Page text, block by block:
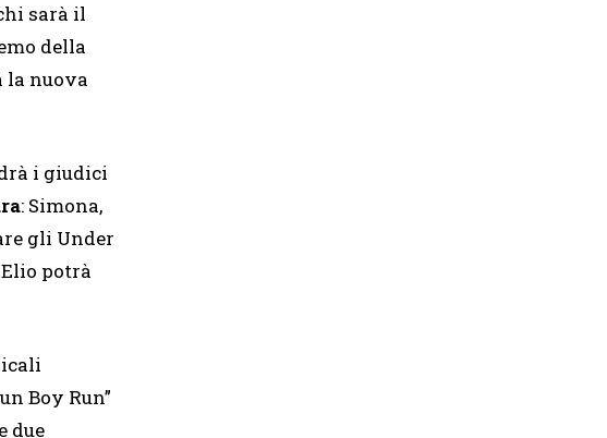
sarà il
della
la nuova
i giudici
: Simona,
gli Under
potrà
Boy Run”
due